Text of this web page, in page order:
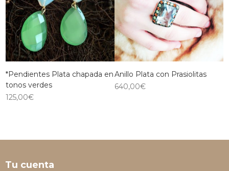
*Pendientes Plata chapada en
tonos verdes
125,00€
Anillo Plata con Prasiolitas
640,00€
Tu cuenta